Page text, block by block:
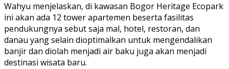
Wahyu menjelaskan, di kawasan Bogor Heritage Ecopark
ini akan ada 12 tower apartemen beserta fasilitas
pendukungnya sebut saja mal, hotel, restoran, dan
danau yang selain dioptimalkan untuk mengendalikan
banjir dan diolah menjadi air baku juga akan menjadi
destinasi wisata baru.